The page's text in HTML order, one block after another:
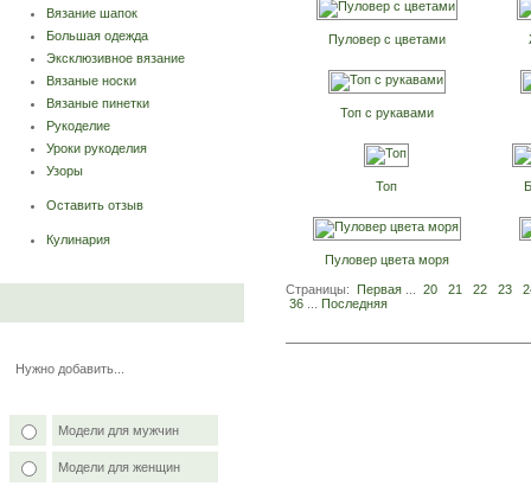
Вязание шапок
Большая одежда
Эксклюзивное вязание
Вязаные носки
Вязаные пинетки
Рукоделие
Уроки рукоделия
Узоры
Оставить отзыв
Кулинария
Нужно добавить...
Модели для мужчин
Модели для женщин
Пуловер с цветами
Топ с рукавами
Топ
Пуловер цвета моря
Страницы: Первая 20 21 22 23
36
Последняя